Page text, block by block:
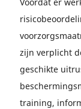
zijn verplicht
geschikte
training,